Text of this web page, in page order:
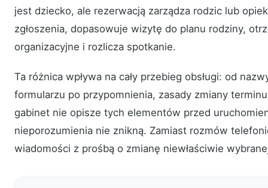
jest dziecko, ale rezerwacją zarządza rodzic lub
zgłoszenia, dopasowuje wizytę do planu rodziny,
organizacyjne i rozlicza spotkanie.
Ta różnica wpływa na cały przebieg obsługi: od
formularzu po przypomnienia, zasady zmiany
gabinet nie opisze tych elementów przed
nieporozumienia nie znikną. Zamiast rozmów
wiadomości z prośbą o zmianę niewłaściwie